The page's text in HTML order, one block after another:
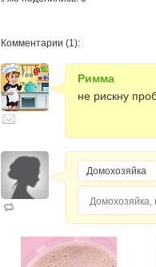
Комментарии (1):
Римма
не рискну
Домохозяйка,